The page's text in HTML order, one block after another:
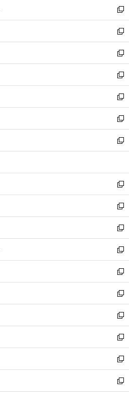
く
ド
ウ
で
開
く
ィ
ン
ド
ウ
で
開
く
い
ウ
ィ
ン
ド
ウ
で
開
く
新
し
い
ウ
ィ
ン
ド
ウ
で
開
く
新
し
い
ウ
ィ
ン
ド
ウ
で
開
く
新
し
い
ウ
ィ
ン
ド
ウ
で
開
新
し
い
ウ
ィ
ン
ド
ウ
開
く
新
し
い
ウ
ィ
ン
ウ
で
開
く
新
し
い
ウ
ン
ド
ウ
で
開
く
新
し
ウ
ィ
ン
ド
ウ
で
開
く
新
し
い
ウ
ィ
ン
ド
ウ
で
開
く
新
し
い
ウ
ィ
ン
ド
ウ
で
開
く
新
し
い
ウ
ィ
ン
ド
ウ
で
開
く
新
し
い
ウ
ィ
ン
ド
ウ
で
開
く
新
し
い
ウ
ィ
ン
ド
ウ
で
開
く
新
し
い
ウ
ィ
ン
ド
ウ
で
開
新
し
い
ウ
ィ
ン
ド
ウ
新
し
い
ウ
ィ
ン
新
し
い
ウ
新
し